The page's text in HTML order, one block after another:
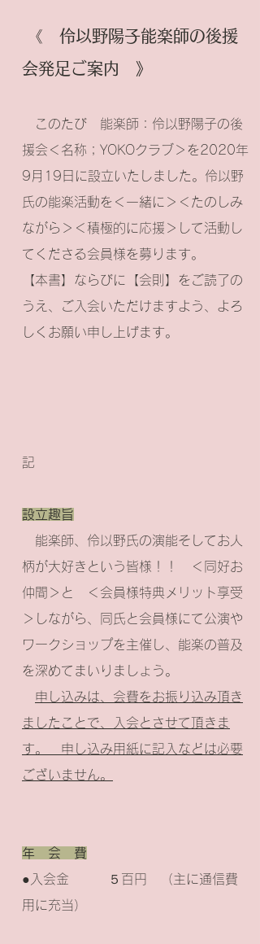
《 伶以野陽子能楽師の後援
会発足ご案内 》
このたび 能楽師：伶以野陽子の後
援会＜名称；YOKOクラブ＞を2020年
9月19日に設立いたしました。伶以野
氏の能楽活動を＜一緒に＞＜たのしみ
ながら＞＜積極的に応援＞して活動し
てくださる会員様を募ります。
【本書】ならびに【会則】をご読了の
うえ、ご入会いただけますよう、よろ
しくお願い申し上げます。
記
設立趣旨
能楽師、伶以野氏の演能そしてお人
柄が大好きという皆様！！ ＜同好お
仲間＞と ＜会員様特典メリット享受
＞しながら、同氏と会員様にて公演や
ワークショップを主催し、能楽の普及
を深めてまいりましょう。
申し込みは、会費をお振り込み頂き
ましたことで、入会とさせて頂きま
す。 申し込み用紙に記入などは必要
ございません。
年 会 費
●入会金 ５百円 （主に通信費
用に充当）